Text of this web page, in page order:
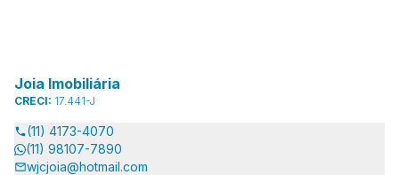
Joia Imobiliária
CRECI: 17.441-J
(11) 4173-4070
(11) 98107-7890
wjcjoia@hotmail.com